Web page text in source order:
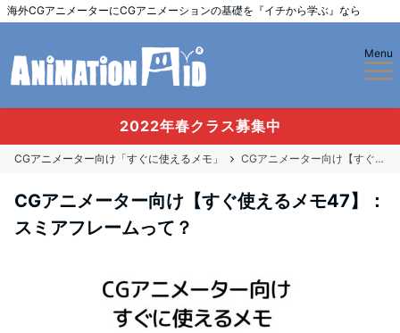
海外CGアニメーターにCGアニメーションの基礎を『イチから学ぶ』なら
Menu
2022年春クラス募集中
CGアニメーター向け「すぐに使えるメモ」 CGアニメーター向け【すぐ使えるメモ47】：スミアフレームって？
CGアニメーター向け【すぐ使えるメモ47】：
スミアフレームって？